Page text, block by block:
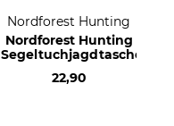
Nordforest Hunting
Nordforest Hunting
Segeltuchjagdtasche
22,90